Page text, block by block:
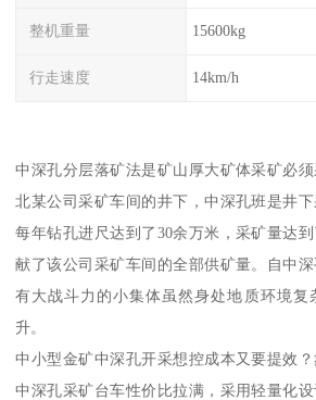
整机重量 15600kg
行走速度 14km/h
中深孔分层落矿法是矿山厚大矿体采矿必
北某公司采矿车间的井下，中深孔班是井
每年钻孔进尺达到了30余万米，采矿量达
献了该公司采矿车间的全部供矿量。自中
有大战斗力的小集体虽然身处地质环境复
升。
中小型金矿中深孔开采想控成本又要提效
中深孔采矿台车性价比拉满，采用轻量化